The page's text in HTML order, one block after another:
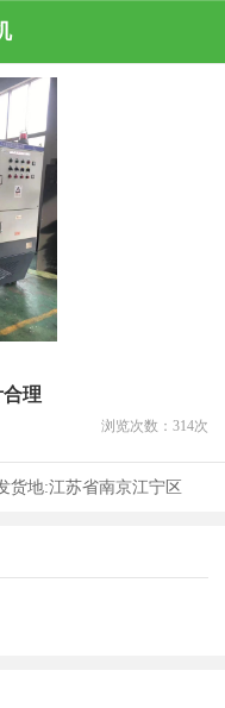
理
浏览次数： 314次
货地:江苏省南京江宁区